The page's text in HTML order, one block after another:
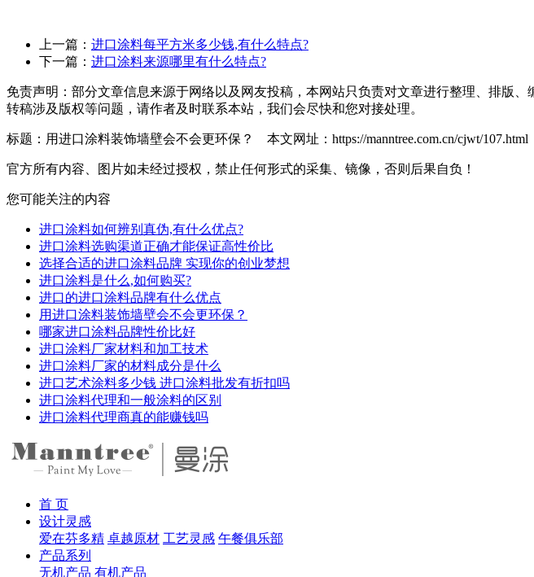
上一篇： 进口涂料每平方米多少钱,有什么特点?
下一篇： 进口涂料来源哪里有什么特点?
免责声明：部分文章信息来源于网络以及网友投稿，本网站只负责对文章进行整理、排版
转稿涉及版权等问题，请作者及时联系本站，我们会尽快和您对接处理。
标题：用进口涂料装饰墙壁会不会更环保？ 本文网址：https://manntree.com.cn/cjwt/107.html
官方所有内容、图片如未经过授权，禁止任何形式的采集、镜像，否则后果自负！
您可能关注的内容
进口涂料如何辨别真伪,有什么优点?
进口涂料选购渠道正确才能保证高性价比
选择合适的进口涂料品牌 实现你的创业梦想
进口涂料是什么,如何购买?
进口的进口涂料品牌有什么优点
用进口涂料装饰墙壁会不会更环保？
哪家进口涂料品牌性价比好
进口涂料厂家材料和加工技术
进口涂料厂家的材料成分是什么
进口艺术涂料多少钱 进口涂料批发有折扣吗
进口涂料代理和一般涂料的区别
进口涂料代理商真的能赚钱吗
首 页
设计灵感
爱在芬多精 卓越原材 工艺灵感 午餐俱乐部
产品系列
无机产品 有机产品